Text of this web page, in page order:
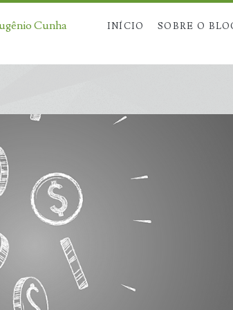
Cunha INÍCIO SOBRE O